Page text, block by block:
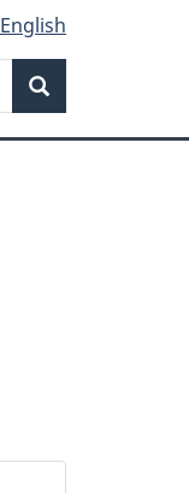
English